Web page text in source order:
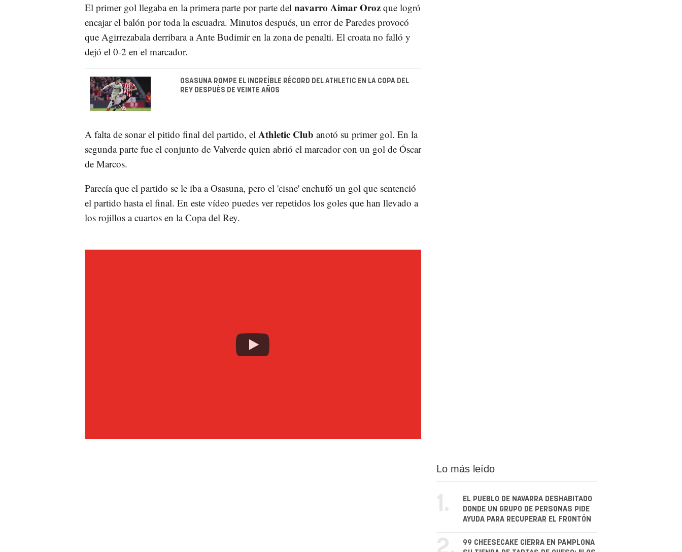
El primer gol llegaba en la primera parte por parte del navarro Aimar Oroz que logró
encajar el balón por toda la escuadra. Minutos después, un error de Paredes provocó
que Agirrezabala derribara a Ante Budimir en la zona de penalti. El croata no falló y
dejó el 0-2 en el marcador.
OSASUNA ROMPE EL INCREÍBLE RÉCORD DEL ATHLETIC EN LA COPA DEL
REY DESPUÉS DE VEINTE AÑOS
A falta de sonar el pitido final del partido, el Athletic Club anotó su primer gol. En la
segunda parte fue el conjunto de Valverde quien abrió el marcador con un gol de Óscar
de Marcos.
Parecía que el partido se le iba a Osasuna, pero el 'cisne' enchufó un gol que sentenció
el partido hasta el final. En este vídeo puedes ver repetidos los goles que han llevado a
los rojillos a cuartos en la Copa del Rey.
Lo más leído
1.
EL PUEBLO DE NAVARRA DESHABITADO
DONDE UN GRUPO DE PERSONAS PIDE
AYUDA PARA RECUPERAR EL FRONTÓN
99 CHEESECAKE CIERRA EN PAMPLONA